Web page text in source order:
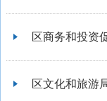
区商务和投资
区文化和旅游